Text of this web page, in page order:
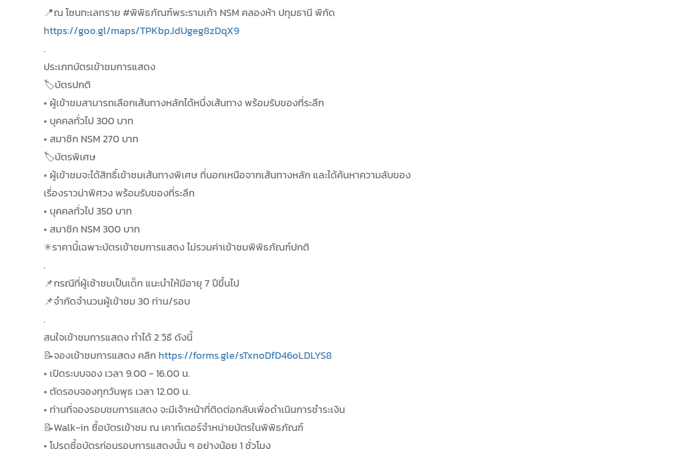
📍ณ โซนทะเลทราย #พิพิธภัณฑ์พระรามเก้า NSM คลองห้า ปทุมธานี พิกัด
https://goo.gl/maps/TPKbpJdUgeg8zDqX9
.
ประเภทบัตรเข้าชมการแสดง
🏷บัตรปกติ
• ผู้เข้าชมสามารถเลือกเส้นทางหลักได้หนึ่งเส้นทาง พร้อมรับของที่ระลึก
• บุคคลทั่วไป 300 บาท
• สมาชิก NSM 270 บาท
🏷บัตรพิเศษ
• ผู้เข้าชมจะได้สิทธิ์เข้าชมเส้นทางพิเศษ ที่นอกเหนือจากเส้นทางหลัก และได้ค้นหาความลับของ
เรื่องราวน่าพิศวง พร้อมรับของที่ระลึก
• บุคคลทั่วไป 350 บาท
• สมาชิก NSM 300 บาท
✳ราคานี้เฉพาะบัตรเข้าชมการแสดง ไม่รวมค่าเข้าชมพิพิธภัณฑ์ปกติ
.
📌กรณีที่ผู้เช้าชมเป็นเด็ก แนะนำให้มีอายุ 7 ปีขึ้นไป
📌จำกัดจำนวนผู้เข้าชม 30 ท่าน/รอบ
.
สนใจเข้าชมการแสดง ทำได้ 2 วิธี ดังนี้
📝จองเข้าชมการแสดง คลิก https://forms.gle/sTxnoDfD46oLDLYS8
• เปิดระบบจอง เวลา 9.00 - 16.00 น.
• ตัดรอบจองทุกวันพุธ เวลา 12.00 น.
• ท่านที่จองรอบชมการแสดง จะมีเจ้าหน้าที่ติดต่อกลับเพื่อดำเนินการชำระเงิน
📝Walk-in ซื้อบัตรเข้าชม ณ เคาท์เตอร์จำหน่ายบัตรในพิพิธภัณฑ์
• โปรดซื้อบัตรก่อนรอบการแสดงนั้น ๆ อย่างน้อย 1 ชั่วโมง